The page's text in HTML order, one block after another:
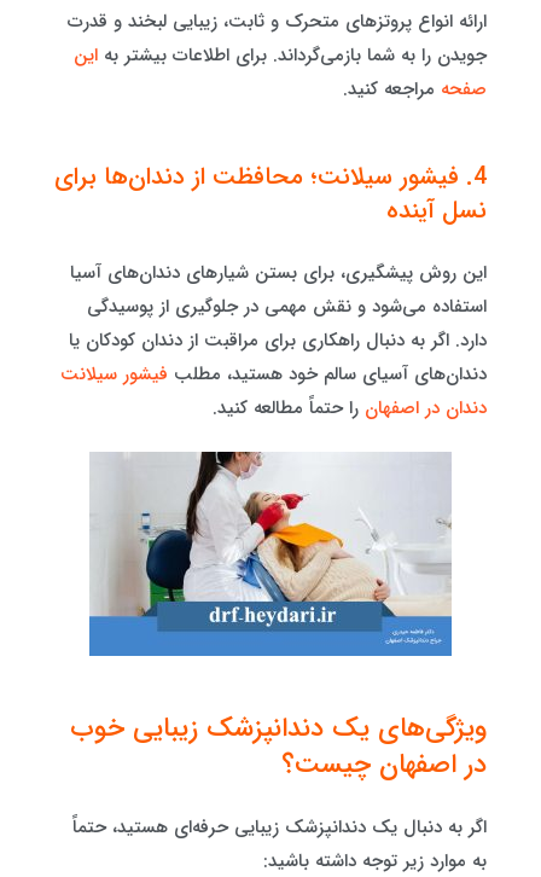
ارائه انواع پروتزهای متحرک و ثابت، زیبایی لبخند و قدرت
جویدن را به شما بازمی‌گرداند. برای اطلاعات بیشتر به این
صفحه مراجعه کنید.
4. فیشور سیلانت؛ محافظت از دندان‌ها برای
نسل آینده
این روش پیشگیری، برای بستن شیارهای دندان‌های آسیا
استفاده می‌شود و نقش مهمی در جلوگیری از پوسیدگی
دارد. اگر به دنبال راهکاری برای مراقبت از دندان کودکان یا
دندان‌های آسیای سالم خود هستید، مطلب فیشور سیلانت
دندان در اصفهان را حتماً مطالعه کنید.
ویژگی‌های یک دندانپزشک زیبایی خوب
در اصفهان چیست؟
اگر به دنبال یک دندانپزشک زیبایی حرفه‌ای هستید، حتماً
به موارد زیر توجه داشته باشید: